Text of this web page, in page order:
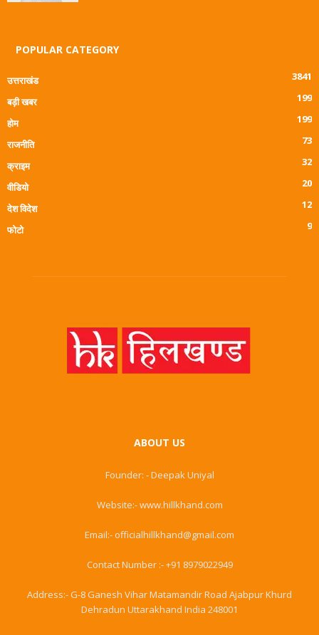
POPULAR CATEGORY
उत्तराखंड
3841
बड़ी खबर
199
होम
199
राजनीति
73
क्राइम
32
वीडियो
20
देश विदेश
12
फोटो
9
ABOUT US
Founder: - Deepak Uniyal
Website:- www.hillkhand.com
Email:- officialhillkhand@gmail.com
Contact Number :- +91 8979022949
Address:- G-8 Ganesh Vihar Matamandir Road Ajabpur Khurd
Dehradun Uttarakhand India 248001